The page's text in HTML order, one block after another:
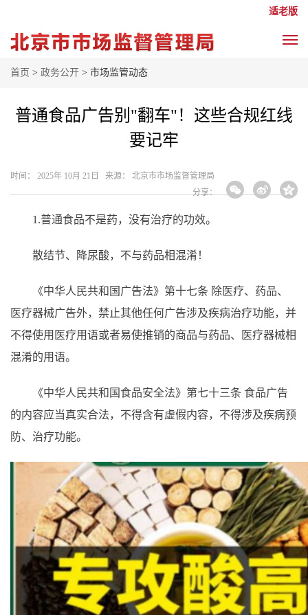
适老版
首页 > 政务公开 > 市场监管动态
普通食品广告别"翻车"！这些合规红线
要记牢
时间： 2025年 10月 21日 来源： 北京市市场监督管理局
分享：
1.普通食品不是药，没有治疗的功效。
散结节、降尿酸，不与药品相混淆！
《中华人民共和国广告法》第十七条 除医疗、药品、
医疗器械广告外，禁止其他任何广告涉及疾病治疗功能，并
不得使用医疗用语或者易使推销的商品与药品、医疗器械相
混淆的用语。
《中华人民共和国食品安全法》第七十三条 食品广告
的内容应当真实合法，不得含有虚假内容，不得涉及疾病预
防、治疗功能。